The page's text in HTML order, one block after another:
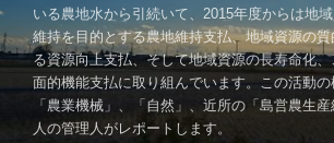
プ
いる農地水から引続いて、2015年度からは地
維持を目的とする農地維持支払、地域資源の
る資源向上支払、そして地域資源の長寿命化
面的機能支払に取り組んでいます。この活動の
「農業機械」、「自然」、近所の「島営農生
人の管理人がレポートします。